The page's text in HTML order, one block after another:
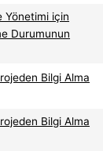
Yönetimi için
Durumunun
Bilgi Alma
Bilgi Alma